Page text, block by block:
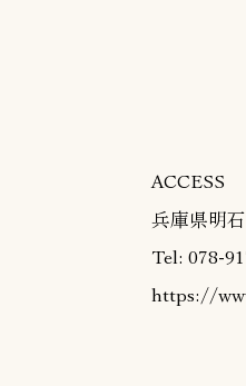
ACCESS
兵庫県明
Tel: 078-
https://